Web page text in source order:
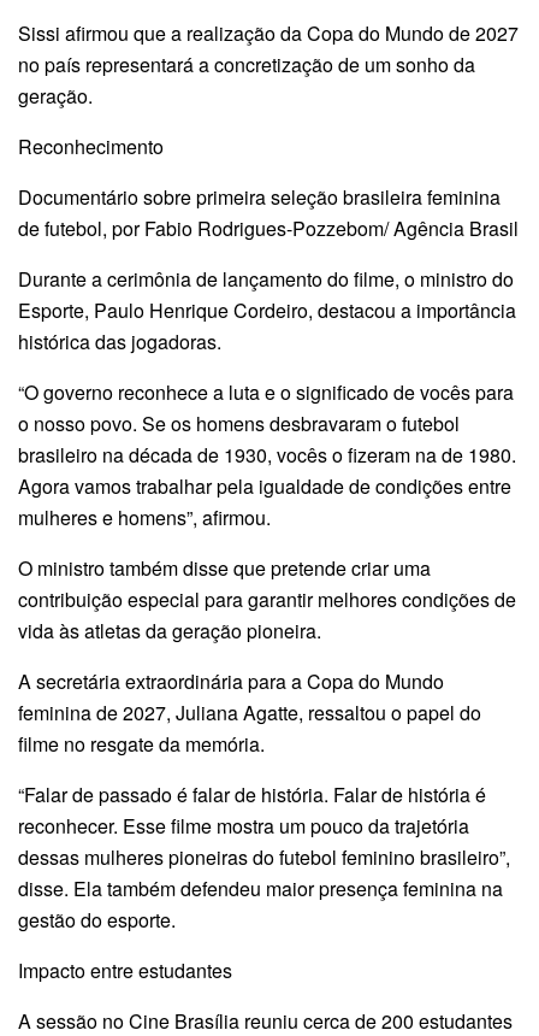
Sissi afirmou que a realização da Copa do Mundo de 2027
no país representará a concretização de um sonho da
geração.
Reconhecimento
Documentário sobre primeira seleção brasileira feminina
de futebol, por Fabio Rodrigues-Pozzebom/ Agência Brasil
Durante a cerimônia de lançamento do filme, o ministro do
Esporte, Paulo Henrique Cordeiro, destacou a importância
histórica das jogadoras.
“O governo reconhece a luta e o significado de vocês para
o nosso povo. Se os homens desbravaram o futebol
brasileiro na década de 1930, vocês o fizeram na de 1980.
Agora vamos trabalhar pela igualdade de condições entre
mulheres e homens”, afirmou.
O ministro também disse que pretende criar uma
contribuição especial para garantir melhores condições de
vida às atletas da geração pioneira.
A secretária extraordinária para a Copa do Mundo
feminina de 2027, Juliana Agatte, ressaltou o papel do
filme no resgate da memória.
“Falar de passado é falar de história. Falar de história é
reconhecer. Esse filme mostra um pouco da trajetória
dessas mulheres pioneiras do futebol feminino brasileiro”,
disse. Ela também defendeu maior presença feminina na
gestão do esporte.
Impacto entre estudantes
A sessão no Cine Brasília reuniu cerca de 200 estudantes